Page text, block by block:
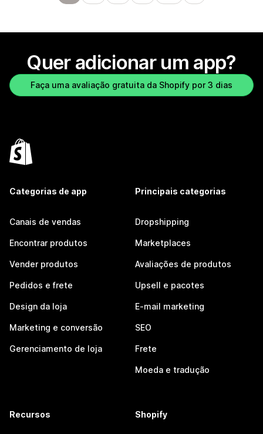
Quer adicionar um app?
Faça uma avaliação gratuita da Shopify por 3 dias
Categorias de app
Canais de vendas
Encontrar produtos
Vender produtos
Pedidos e frete
Design da loja
Marketing e conversão
Gerenciamento de loja
Principais categorias
Dropshipping
Marketplaces
Avaliações de produtos
Upsell e pacotes
E-mail marketing
SEO
Frete
Moeda e tradução
Recursos Shopify